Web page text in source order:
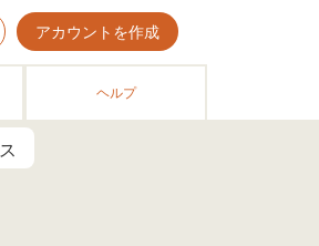
アカウントを作成
ヘルプ